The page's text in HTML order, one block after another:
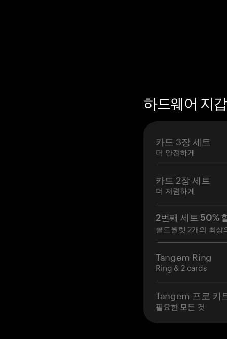
하드웨어 지
카드 3장 세트
더 안전하게
카드 2장 세트
더 저렴하게
2번째 세트 50%
콜드월렛 2개의 최상
Tangem Ring
Ring & 2 cards
Tangem 프로 키
필요한 모든 것